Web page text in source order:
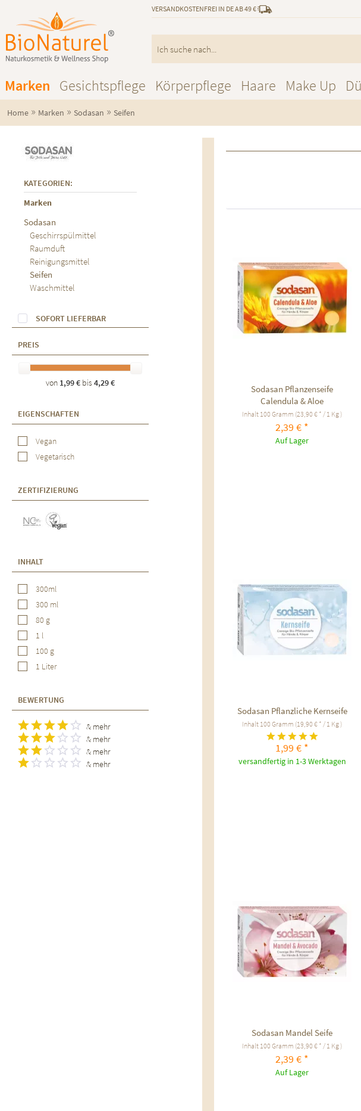
VERSANDKOSTENFREI IN DE AB 49 €
Marken Gesichtspflege Körperpflege Haare Make Up
Home » Marken » Sodasan » Seifen
KATEGORIEN:
Marken
Sodasan
Geschirrspülmittel
Raumduft
Reinigungsmittel
Seifen
Waschmittel
SOFORT LIEFERBAR
PREIS
von 1,99 € bis 4,29 €
EIGENSCHAFTEN
Vegan
Vegetarisch
ZERTIFIZIERUNG
INHALT
300ml
300 ml
80 g
1 l
100 g
1 Liter
BEWERTUNG
& mehr
& mehr
& mehr
& mehr
Sodasan Pflanzenseife
Calendula & Aloe
Inhalt 100 Gramm (23,90 € * / 1 Kg )
2,39 € *
Auf Lager
Sodasan Pflanzliche Kernseife
Inhalt 100 Gramm (19,90 € * / 1 Kg )
1,99 € *
versandfertig in 1-3 Werktagen
Sodasan Mandel Seife
Inhalt 100 Gramm (23,90 € * / 1 Kg )
2,39 € *
Auf Lager